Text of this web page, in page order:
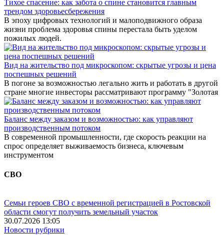
Тихое спасение: как забота о спине становится главным
трендом здоровьесбережения
В эпоху цифровых технологий и малоподвижного образа
жизни проблема здоровья спины перестала быть уделом
пожилых людей.
Вид на жительство под микроскопом: скрытые угрозы и цена
поспешных решений
В погоне за возможностью легально жить и работать в другой
стране многие инвесторы рассматривают программу "Золотая
Баланс между заказом и возможностью: как управляют
производственным потоком
В современной промышленности, где скорость реакции на
спрос определяет выживаемость бизнеса, ключевым
инструментом
СВО
Семьи героев СВО с временной регистрацией в Ростовской
области смогут получить земельный участок
30.07.2026 13:05
Новости рубрики